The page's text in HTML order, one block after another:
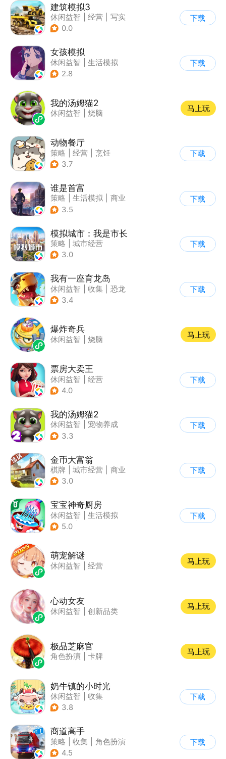
建筑模拟3
休闲益智 经营
写实
| 建造模拟
0.0
下载
女孩模拟
休闲益智
生活模拟
| 校园
2.8
下载
我的汤姆猫2
休闲益智 烧脑
马上玩
动物餐厅
策略 经营
烹饪
| 宠物
3.7
下载
谁是首富
策略 生活模拟
商业
| 写实
3.5
下载
模拟城市：我是市长
策略
城市经营
| 模拟城市
3.0
下载
我有一座育龙岛
休闲益智 收集
恐龙
| 宠物养成
3.4
下载
爆炸奇兵
休闲益智 烧脑
马上玩
票房大卖王
休闲益智
经营
| 演艺圈
4.0
下载
我的汤姆猫2
休闲益智
宠物养成
| 汤姆猫
3.3
下载
金币大富翁
棋牌 城市经营
商业
| 脑洞
3.0
下载
宝宝神奇厨房
休闲益智
生活模拟
| 美食
5.0
下载
萌宠解谜
休闲益智 经营
马上玩
心动女友
休闲益智 创新品类
马上玩
极品芝麻官
角色扮演 卡牌
马上玩
奶牛镇的小时光
休闲益智
收集
| 像素风
3.8
下载
商道高手
策略 收集
角色扮演
| 模拟
4.5
下载